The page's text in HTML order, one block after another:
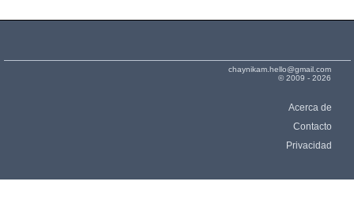
chaynikam.hello@gmail.com
© 2009 - 2026
Acerca de
Contacto
Privacidad